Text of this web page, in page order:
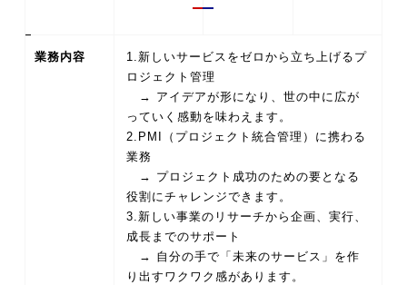
業務内容
1.新しいサービスをゼロから立ち上げるプ
ロジェクト管理
→ アイデアが形になり、世の中に広が
っていく感動を味わえます。
2.PMI（プロジェクト統合管理）に携わる
業務
→ プロジェクト成功のための要となる
役割にチャレンジできます。
3.新しい事業のリサーチから企画、実行、
成長までのサポート
→ 自分の手で「未来のサービス」を作
り出すワクワク感があります。